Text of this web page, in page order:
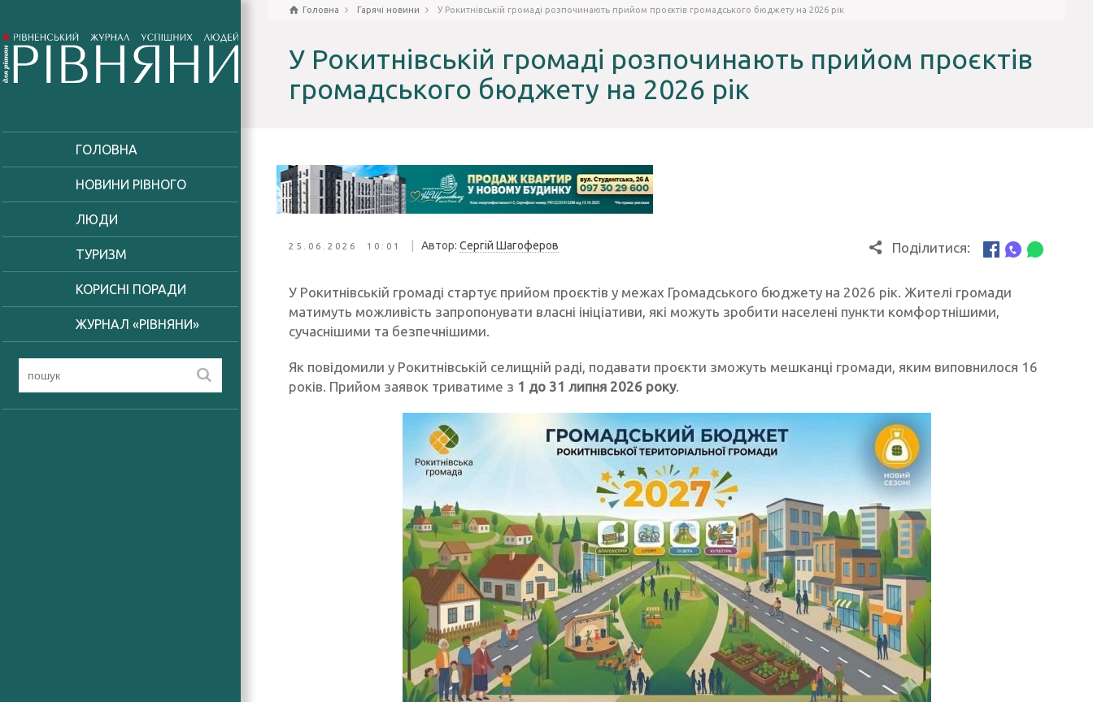
ГОЛОВНА
НОВИНИ РІВНОГО
ЛЮДИ
ТУРИЗМ
КОРИСНІ ПОРАДИ
ЖУРНАЛ «РІВНЯНИ»
Головна Гарячі новини У Рокитнівській громаді розпочинають прийом проєктів громадського бюджету на 2026 рік
У Рокитнівській громаді розпочинають прийом проєктів
громадського бюджету на 2026 рік
25.06.2026 10:01 Автор: Сергій Шагоферов Поділитися:
У Рокитнівській громаді стартує прийом проєктів у межах Громадського бюджету на 2026 рік. Жителі громади
матимуть можливість запропонувати власні ініціативи, які можуть зробити населені пункти комфортнішими,
сучаснішими та безпечнішими.
Як повідомили у Рокитнівській селищній раді, подавати проєкти зможуть мешканці громади, яким виповнилося 16
років. Прийом заявок триватиме з 1 до 31 липня 2026 року.